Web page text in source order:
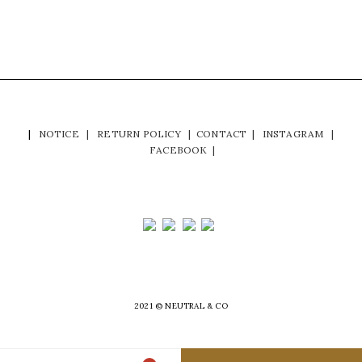
| NOTICE | RETURN POLICY | CONTACT | INSTAGRAM
|
FACEBOOK |
2021 © NEUTRAL & CO